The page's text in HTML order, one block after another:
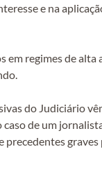
e na
regimes de alta
do Judiciário
de um